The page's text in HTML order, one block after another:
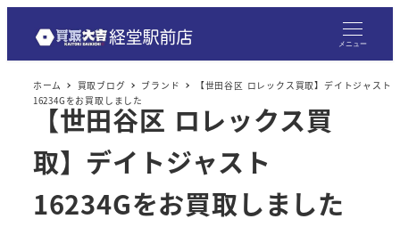
メニュー
ホーム 買取ブログ ブランド
【世田谷区 ロレックス買取】デイトジャスト
16234Gをお買取しました
【世田谷区 ロレックス買
取】デイトジャスト
16234Gをお買取しました